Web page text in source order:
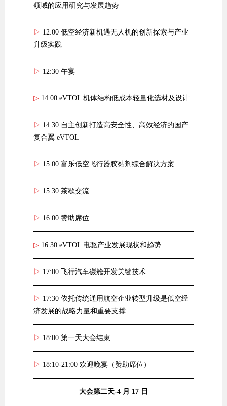
领域的应用研究与发展趋势
▷ 12:00 低空经济新机遇无人机的创新探索与产业
升级实践
▷ 12:30 午宴
▷ 14:00 eVTOL 机体结构低成本轻量化选材及设计
▷ 14:30 自主创新打造高安全性、高效经济的国产
复合翼 eVTOL
▷ 15:00 富乐低空飞行器胶黏剂综合解决方案
▷ 15:30 茶歇交流
▷ 16:00 赞助席位
▷ 16:30 eVTOL 电驱产业发展现状和趋势
▷ 17:00 飞行汽车碳舱开发关键技术
▷ 17:30 依托传统通用航空企业转型升级是低空经
济发展的战略力量和重要支撑
▷ 18:00 第一天大会结束
▷ 18:10-21:00 欢迎晚宴（赞助席位）
大会第二天-4 月 17 日